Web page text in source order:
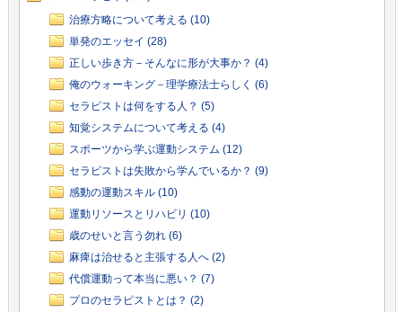
治療方略について考える (10)
単発のエッセイ (28)
正しい歩き方－そんなに形が大事か？ (4)
俺のウォーキング－理学療法士らしく (6)
セラピストは何をする人？ (5)
知覚システムについて考える (4)
スポーツから学ぶ運動システム (12)
セラピストは失敗から学んでいるか？ (9)
感動の運動スキル (10)
運動リソースとリハビリ (10)
歳のせいと言う勿れ (6)
麻痺は治せると主張する人へ (2)
代償運動って本当に悪い？ (7)
プロのセラピストとは？ (2)